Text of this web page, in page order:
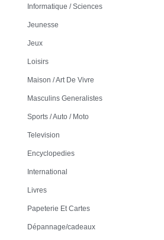
Informatique / Sciences
Jeunesse
Jeux
Loisirs
Maison / Art De Vivre
Masculins Generalistes
Sports / Auto / Moto
Television
Encyclopedies
International
Livres
Papeterie Et Cartes
Dépannage/cadeaux